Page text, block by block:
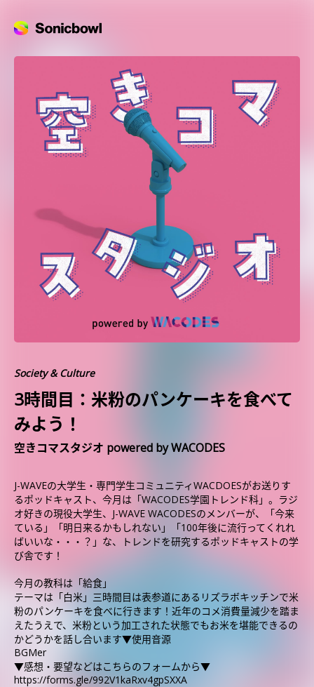
Society & Culture
3時間目：米粉のパンケーキを食べて
みよう！
空きコマスタジオ powered by WACODES
J-WAVEの大学生・専門学生コミュニティWACDOESがお送りす
るポッドキャスト、今月は「WACODES学園トレンド科」。ラジ
オ好きの現役大学生、J-WAVE WACODESのメンバーが、「今来
ている」「明日来るかもしれない」「100年後に流行ってくれれ
ばいいな・・・？」な、トレンドを研究するポッドキャストの学
び舎です！
今月の教科は「給食」
テーマは「白米」三時間目は表参道にあるリズラボキッチンで米
粉のパンケーキを食べに行きます！近年のコメ消費量減少を踏ま
えたうえで、米粉という加工された状態でもお米を堪能できるの
かどうかを話し合います▼使用音源
▼感想・要望などはこちらのフォームから▼
https://forms.gle/992V1kaRxv4gpSXXA